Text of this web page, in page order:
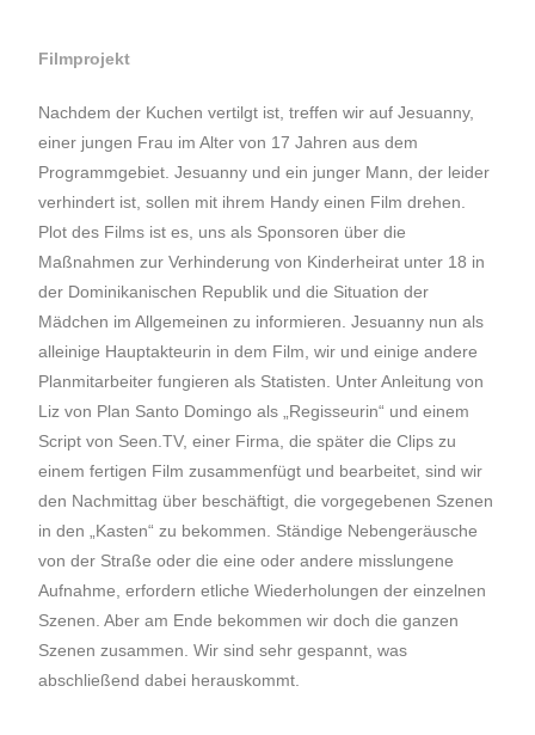
Filmprojekt
Nachdem der Kuchen vertilgt ist, treffen wir auf Jesuanny,
einer jungen Frau im Alter von 17 Jahren aus dem
Programmgebiet. Jesuanny und ein junger Mann, der leider
verhindert ist, sollen mit ihrem Handy einen Film drehen.
Plot des Films ist es, uns als Sponsoren über die
Maßnahmen zur Verhinderung von Kinderheirat unter 18 in
der Dominikanischen Republik und die Situation der
Mädchen im Allgemeinen zu informieren. Jesuanny nun als
alleinige Hauptakteurin in dem Film, wir und einige andere
Planmitarbeiter fungieren als Statisten. Unter Anleitung von
Liz von Plan Santo Domingo als „Regisseurin“ und einem
Script von Seen.TV, einer Firma, die später die Clips zu
einem fertigen Film zusammenfügt und bearbeitet, sind wir
den Nachmittag über beschäftigt, die vorgegebenen Szenen
in den „Kasten“ zu bekommen. Ständige Nebengeräusche
von der Straße oder die eine oder andere misslungene
Aufnahme, erfordern etliche Wiederholungen der einzelnen
Szenen. Aber am Ende bekommen wir doch die ganzen
Szenen zusammen. Wir sind sehr gespannt, was
abschließend dabei herauskommt.